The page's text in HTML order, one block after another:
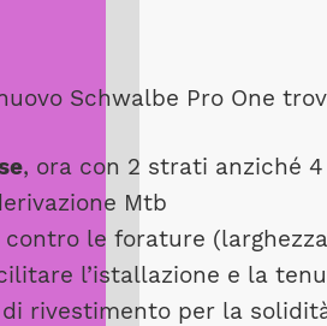
Schwalbe Pro One
, ora con 2 strati anziché 4
Mtb
le forature
l’istallazione e la
rivestimento per la